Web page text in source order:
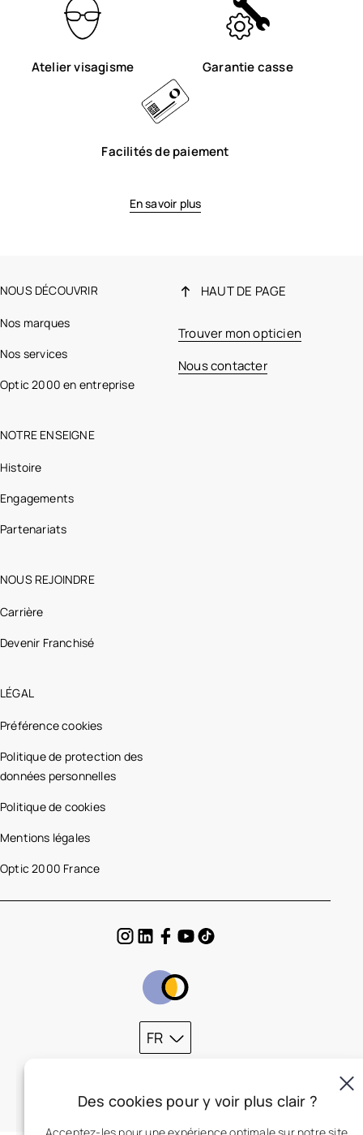
Atelier visagisme Garantie casse
Facilités de paiement
En savoir plus
NOUS DÉCOUVRIR
Nos marques
Nos services
Optic 2000 en entreprise
NOTRE ENSEIGNE
Histoire
Engagements
Partenariats
NOUS REJOINDRE
Carrière
Devenir Franchisé
LÉGAL
Préférence cookies
Politique de protection des
données personnelles
Politique de cookies
Mentions légales
Optic 2000 France
HAUT DE PAGE
Trouver mon opticien
Nous contacter
FR
Des cookies pour y voir plus clair ?